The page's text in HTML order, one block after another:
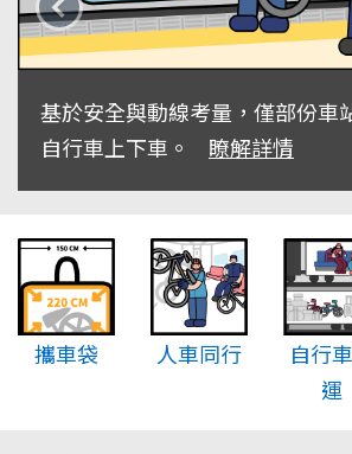
基於安全與動線考量，僅部份車
自行車上下車。
瞭解詳情
上
一
攜車袋 人車同行
自行
運